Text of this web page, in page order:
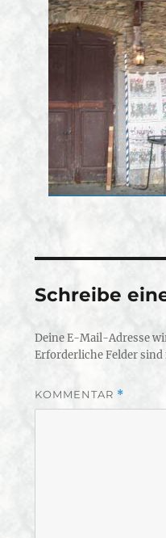
Schreibe
Deine E-Mail-Adresse
Erforderliche Felder
KOMMENTAR *